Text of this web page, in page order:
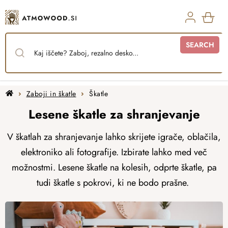
to
content
SEARCH
HomeZaboji in škatle Škatle
Lesene škatle za shranjevanje
V škatlah za shranjevanje lahkoskrijete igrače, oblačila,
elektroniko ali fotografije. Izbirate lahko med več
možnostmi. Lesene škatle na kolesih, odprte škatle, pa
tudi škatle s pokrovi, ki ne bodo prašne.